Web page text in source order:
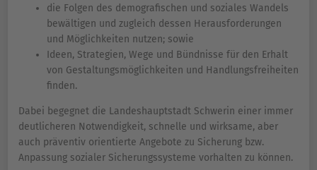
die Folgen des demografischen und soziales Wandels
bewältigen und zugleich dessen Herausforderungen
und Möglichkeiten nutzen; sowie
Ideen, Strategien, Wege und Bündnisse für den Erhalt
von Gestaltungsmöglichkeiten und Handlungsfreiheiten
finden.
Dabei begegnet die Landeshauptstadt Schwerin einer immer
deutlicheren Notwendigkeit, schnelle und wirksame, aber
auch präventiv orientierte Angebote zu Sicherung bzw.
Anpassung sozialer Sicherungssysteme vorhalten zu können.